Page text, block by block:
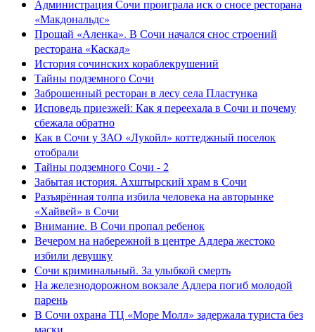
Администрация Сочи проиграла иск о сносе ресторана
«Макдональдс»
Прощай «Аленка». В Сочи начался снос строений
ресторана «Каскад»
История сочинских кораблекрушений
Тайны подземного Сочи
Заброшенный ресторан в лесу села Пластунка
Исповедь приезжей: Как я переехала в Сочи и почему
сбежала обратно
Как в Сочи у ЗАО «Лукойл» коттеджный поселок
отобрали
Тайны подземного Сочи - 2
Забытая история. Ахштырский храм в Сочи
Разъярённая толпа избила человека на авторынке
«Хайвей» в Сочи
Внимание. В Сочи пропал ребенок
Вечером на набережной в центре Адлера жестоко
избили девушку
Сочи криминальный. За улыбкой смерть
На железнодорожном вокзале Адлера погиб молодой
парень
В Сочи охрана ТЦ «Море Молл» задержала туриста без
маски